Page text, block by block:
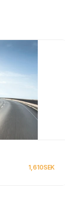
1,610SEK